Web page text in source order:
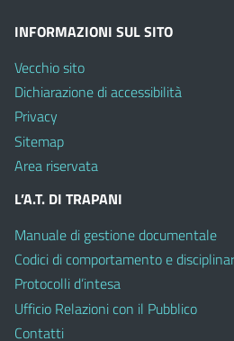
INFORMAZIONI SUL SITO
Vecchio sito
Dichiarazione di accessibilità
Privacy
Sitemap
Area riservata
L’A.T. DI TRAPANI
Manuale di gestione documentale
Codici di comportamento e
Protocolli d’intesa
Ufficio Relazioni con il Pubblico
Contatti